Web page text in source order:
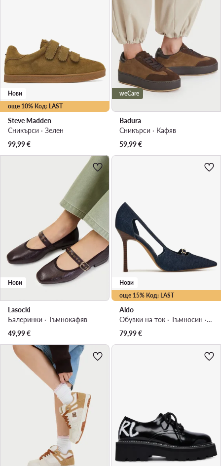
още 10% Код: LAST
Нови
Steve Madden
Сникърси · Зелен
99,99€
weCare
Badura
Сникърси · Кафяв
59,99€
Нови
Lasocki
Балеринки · Тъмнокафяв
49,99€
още 15% Код: LAST
Нови
Aldo
Обувки на ток · Тъмносин · 10 cm
79,99€